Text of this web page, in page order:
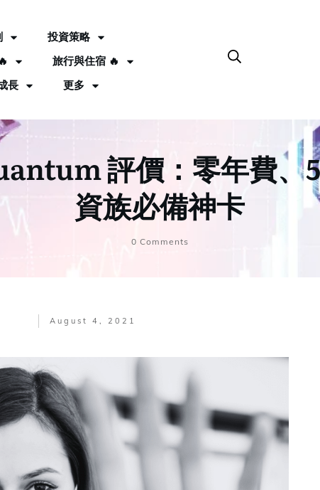
投資策略
旅行與住宿 🔥
長
更多
評價：零年費、
資族必備神卡
0 Comments
August 4, 2021